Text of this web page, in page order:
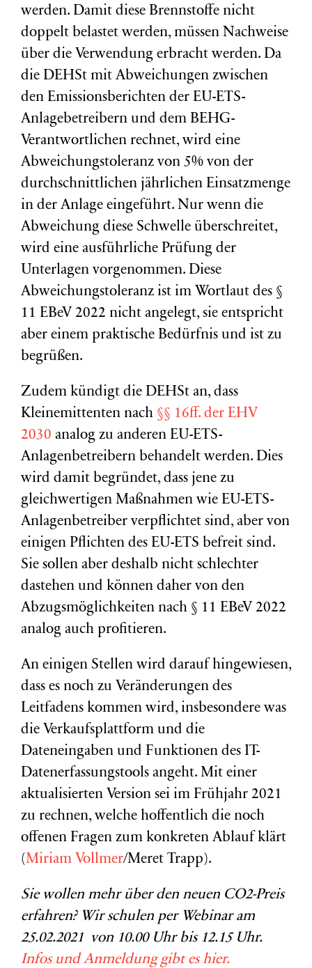
werden. Damit diese Brennstoffe nicht
doppelt belastet werden, müssen Nachweise
über die Verwendung erbracht werden. Da
die DEHSt mit Abweichungen zwischen
den Emissionsberichten der EU-ETS-
Anlagebetreibern und dem BEHG-
Verantwortlichen rechnet, wird eine
Abweichungstoleranz von 5% von der
durchschnittlichen jährlichen Einsatzmenge
in der Anlage eingeführt. Nur wenn die
Abweichung diese Schwelle überschreitet,
wird eine ausführliche Prüfung der
Unterlagen vorgenommen. Diese
Abweichungstoleranz ist im Wortlaut des §
11 EBeV 2022 nicht angelegt, sie entspricht
aber einem praktische Bedürfnis und ist zu
begrüßen.
Zudem kündigt die DEHSt an, dass
Kleinemittenten nach §§ 16ff. der EHV
2030 analog zu anderen EU-ETS-
Anlagenbetreibern behandelt werden. Dies
wird damit begründet, dass jene zu
gleichwertigen Maßnahmen wie EU-ETS-
Anlagenbetreiber verpflichtet sind, aber von
einigen Pflichten des EU-ETS befreit sind.
Sie sollen aber deshalb nicht schlechter
dastehen und können daher von den
Abzugsmöglichkeiten nach § 11 EBeV 2022
analog auch profitieren.
An einigen Stellen wird darauf hingewiesen,
dass es noch zu Veränderungen des
Leitfadens kommen wird, insbesondere was
die Verkaufsplattform und die
Dateneingaben und Funktionen des IT-
Datenerfassungstools angeht. Mit einer
aktualisierten Version sei im Frühjahr 2021
zu rechnen, welche hoffentlich die noch
offenen Fragen zum konkreten Ablauf klärt
(Miriam Vollmer/Meret Trapp).
Sie wollen mehr über den neuen CO2-Preis
erfahren? Wir schulen per Webinar am
25.02.2021 von 10.00 Uhr bis 12.15 Uhr.
Infos und Anmeldung gibt es hier.